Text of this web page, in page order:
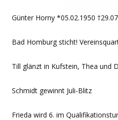
Günter Horny *05.02.1950
Bad Homburg sticht!
Till glänzt in Kufstein, Thea und
Schmidt gewinnt Juli-Blitz
Frieda wird 6. im